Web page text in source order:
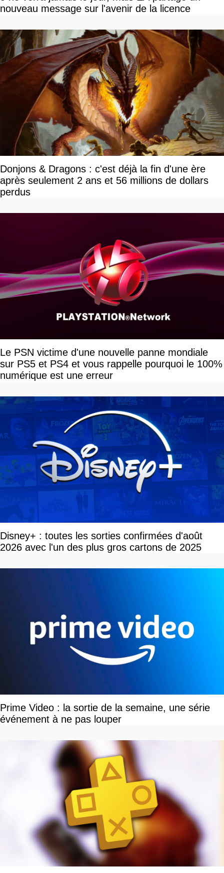
nouveau message sur l'avenir de la licence
Donjons & Dragons : c'est déjà la fin d'une ère
après seulement 2 ans et 56 millions de dollars
perdus
Le PSN victime d'une nouvelle panne mondiale
sur PS5 et PS4 et vous rappelle pourquoi le 100%
numérique est une erreur
Disney+ : toutes les sorties confirmées d'août
2026 avec l'un des plus gros cartons de 2025
Prime Video : la sortie de la semaine, une série
événement à ne pas louper